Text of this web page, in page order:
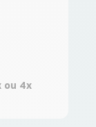
ou 4x